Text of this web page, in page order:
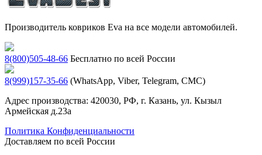
Производитель ковриков Eva на все модели автомобилей.
8(800)505-48-66 Бесплатно по всей России
8(999)157-35-66 (WhatsApp, Viber, Telegram, СМС)
Адрес производства: 420030, РФ, г. Казань, ул. Кызыл
Армейская д.23а
Политика Конфиденциальности
Доставляем по всей России